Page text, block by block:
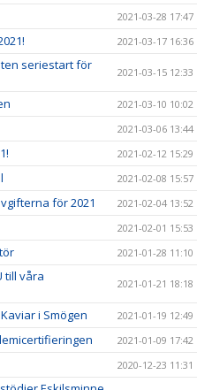
2021-03-28 17:47
2021-03-17 16:36
seriestart för
2021-03-15 12:33
2021-03-10 10:02
2021-03-06 13:44
2021-02-12 15:29
2021-02-08 15:57
för 2021 2021-02-04 13:52
2021-02-01 15:53
2021-01-28 11:10
till våra
2021-01-21 18:18
i Smögen 2021-01-19 12:49
2021-01-09 17:42
2020-12-23 11:31